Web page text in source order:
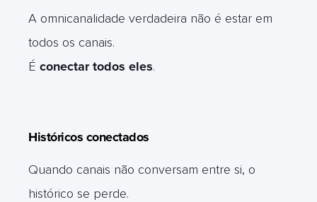
A omnicanalidade verdadeira não é estar em
todos os canais.
É conectar todos eles.
Históricos conectados
Quando canais não conversam entre si, o
histórico se perde.